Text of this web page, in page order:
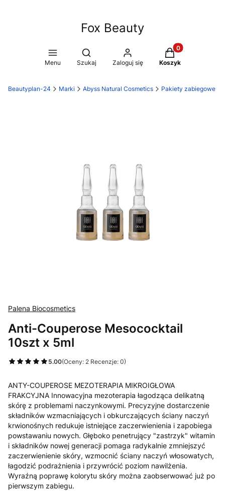
Fox Beauty
Menu
Otwórz wyszukiwarkę
Szukaj Zaloguj się
Produkty w
Koszyk
Beautyplan-24 Marki Abyss Natural Cosmetics Pakiety zabiegowe
Palena Biocosmetics
Anti-Couperose Mesococktail
10szt x 5ml
5.00(Oceny: 2 Recenzje: 0)
ANTY-COUPEROSE MEZOTERAPIA MIKROIGŁOWA
FRAKCYJNA Innowacyjna mezoterapia łagodząca delikatną
skórę z problemami naczynkowymi. Precyzyjne dostarczenie
składników wzmacniających i obkurczających ściany naczyń
krwionośnych redukuje istniejące zaczerwienienia i zapobiega
powstawaniu nowych. Głęboko penetrujący "zastrzyk" witamin
i składników nowej generacji pomaga radykalnie zmniejszyć
zaczerwienienie skóry, wzmocnić ściany naczyń włosowatych,
łagodzić podrażnienia i przywrócić poziom nawilżenia.
Wyraźną poprawę kolorytu skóry można zaobserwować już po
pierwszym zabiegu.